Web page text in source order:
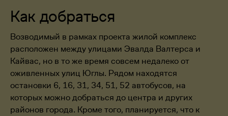
Как добраться
Возводимый в рамках проекта жилой комплекс
расположен между улицами Эвалда Валтерса и
Кайвас, но в то же время совсем недалеко от
оживленных улиц Юглы. Рядом находятся
остановки 6, 16, 31, 34, 51, 52 автобусов, на
которых можно добраться до центра и других
районов города. Кроме того, планируется, что к